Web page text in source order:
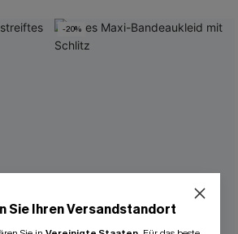
-20%
Sie Ihren Versandstandort